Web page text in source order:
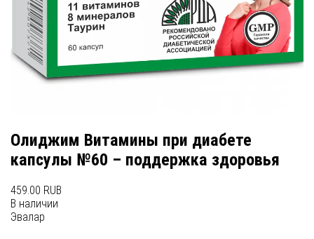
Олиджим Витамины при диабете
капсулы №60 – поддержка здоровья
459.00 RUB
В наличии
Эвалар